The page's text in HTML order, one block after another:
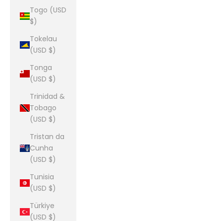
Togo (USD
$)
Tokelau
(USD $)
Tonga
(USD $)
Trinidad &
Tobago
(USD $)
Tristan da
Cunha
(USD $)
Tunisia
(USD $)
Türkiye
(USD $)